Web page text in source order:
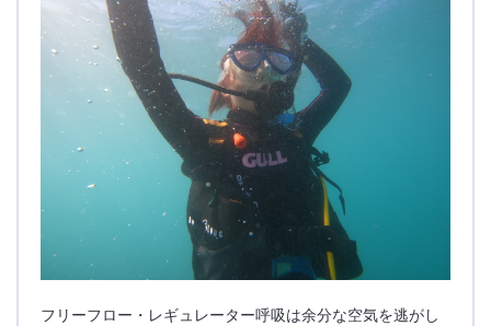
フリーフロー・レギュレーター呼吸は余分な空気を逃がし